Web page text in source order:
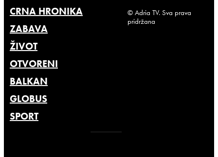
CRNA HRONIKA
ZABAVA
ŽIVOT
OTVORENI
BALKAN
GLOBUS
SPORT
© Adria TV. Sva prava
pridržana